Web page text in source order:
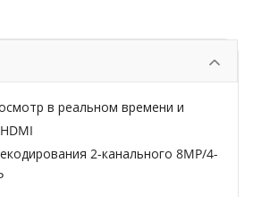
в реальном времени и
2-канального 8MP/4-